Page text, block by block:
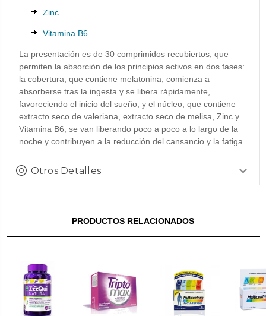
Zinc
Vitamina B6
La presentación es de 30 comprimidos recubiertos, que
permiten la absorción de los principios activos en dos fases:
la cobertura, que contiene melatonina, comienza a
absorberse tras la ingesta y se libera rápidamente,
favoreciendo el inicio del sueño; y el núcleo, que contiene
extracto seco de valeriana, extracto seco de melisa, Zinc y
Vitamina B6, se van liberando poco a poco a lo largo de la
noche y contribuyen a la reducción del cansancio y la fatiga.
Otros Detalles
PRODUCTOS RELACIONADOS